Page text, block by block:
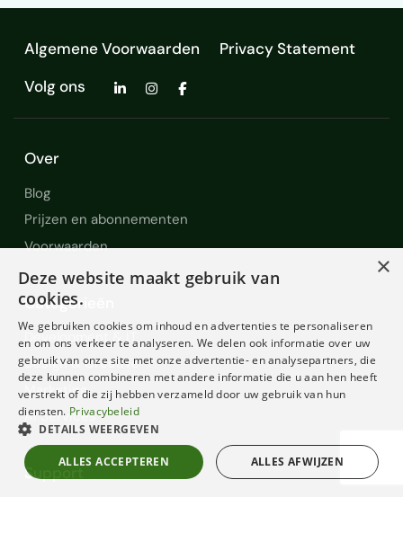
Algemene Voorwaarden
Privacy Statement
Volg ons
Over
Blog
Prijzen en abonnementen
Voorwaarden
Categorieën
Development & IT
Design & Creative
Marketing
AI Services
Support
×
Deze website maakt gebruik van
cookies.
We gebruiken cookies om inhoud en advertenties te personaliseren
en om ons verkeer te analyseren. We delen ook informatie over uw
gebruik van onze site met onze advertentie- en analysepartners, die
deze kunnen combineren met andere informatie die u aan hen heeft
verstrekt of die zij hebben verzameld door uw gebruik van hun
diensten. Privacybeleid
DETAILS WEERGEVEN
ALLES ACCEPTEREN ALLES AFWIJZEN